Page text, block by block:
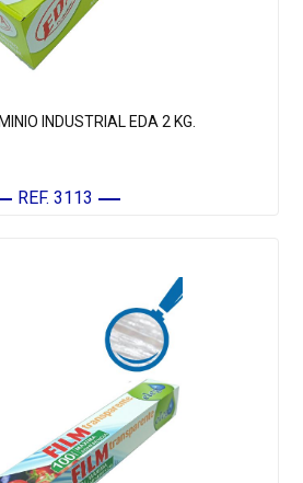
INDUSTRIAL EDA 2 KG.
REF. 3113